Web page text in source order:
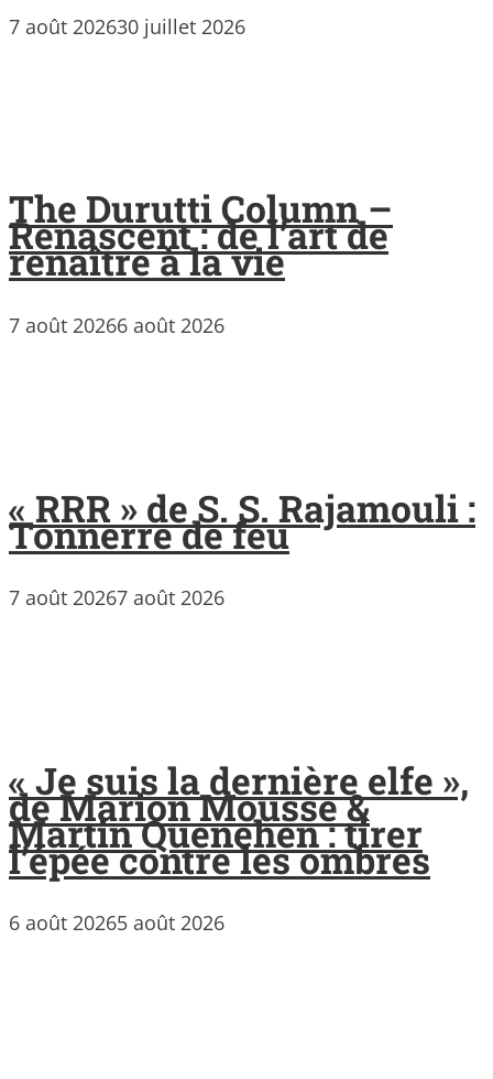
7 août 202630 juillet 2026
The Durutti Column –
Renascent : de l’art de
renaître à la vie
7 août 20266 août 2026
« RRR » de S. S. Rajamouli :
Tonnerre de feu
7 août 20267 août 2026
« Je suis la dernière elfe »,
de Marion Mousse &
Martin Quenehen : tirer
l’épée contre les ombres
6 août 20265 août 2026